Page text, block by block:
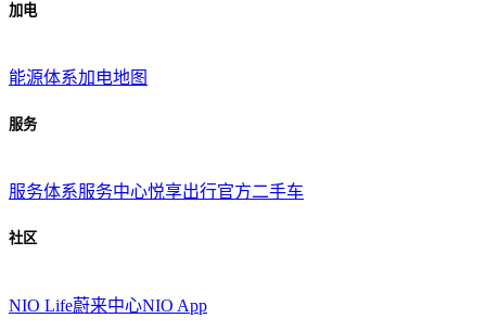
加电
能源体系加电地图
服务
服务体系服务中心悦享出行官方二手车
社区
NIO Life蔚来中心NIO App